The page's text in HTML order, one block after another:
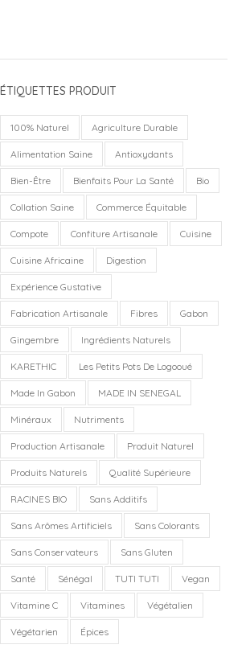
ÉTIQUETTES PRODUIT
100% Naturel Agriculture Durable
Alimentation Saine Antioxydants
Bien-Être Bienfaits Pour La Santé Bio
Collation Saine Commerce Équitable
Compote Confiture Artisanale Cuisine
Cuisine Africaine Digestion
Expérience Gustative
Fabrication Artisanale Fibres Gabon
Gingembre Ingrédients Naturels
KARETHIC Les Petits Pots De Logooué
Made In Gabon MADE IN SENEGAL
Minéraux Nutriments
Production Artisanale Produit Naturel
Produits Naturels Qualité Supérieure
RACINES BIO Sans Additifs
Sans Arômes Artificiels Sans Colorants
Sans Conservateurs Sans Gluten
Santé Sénégal TUTI TUTI Vegan
Vitamine C Vitamines Végétalien
Végétarien Épices